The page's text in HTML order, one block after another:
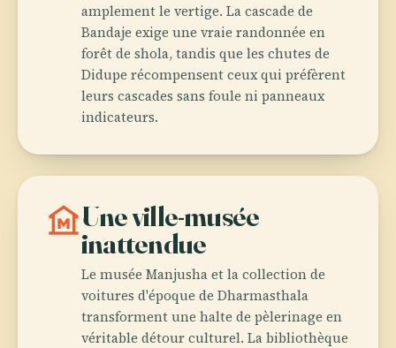
amplement le vertige. La cascade de
Bandaje exige une vraie randonnée en
forêt de shola, tandis que les chutes de
Didupe récompensent ceux qui préfèrent
leurs cascades sans foule ni panneaux
indicateurs.
museumUne ville-musée
inattendue
Le musée Manjusha et la collection de
voitures d'époque de Dharmasthala
transforment une halte de pèlerinage en
véritable détour culturel. La bibliothèque